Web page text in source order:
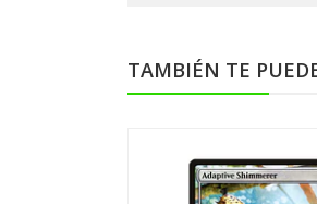
TAMBIÉN TE